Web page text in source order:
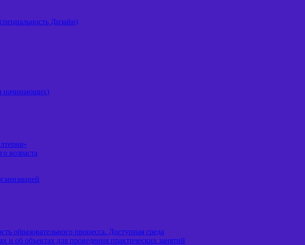
Дизайн)
начинающих)
возраста
образовательного процесса. Доступная среда
и об объектах для проведения практических занятий